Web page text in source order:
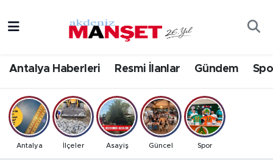
Antalya Haberleri Resmi İlanlar Gündem
Antalya İlçeler Asayiş Güncel Spor
Bilim & Teknoloji
Eğitim
Ekonomi
Antalya Hava Durumu
Antalya Namaz Vakitleri
Antalya Trafik Yoğunluk Haritası